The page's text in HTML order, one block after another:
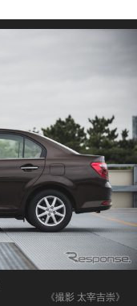
《撮影 太宰吉崇》